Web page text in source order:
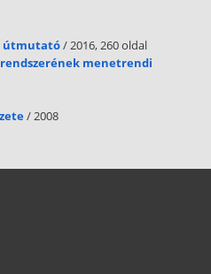
útmutató/ 2016, 260 oldal
rendszerének menetrendi
/ 2008